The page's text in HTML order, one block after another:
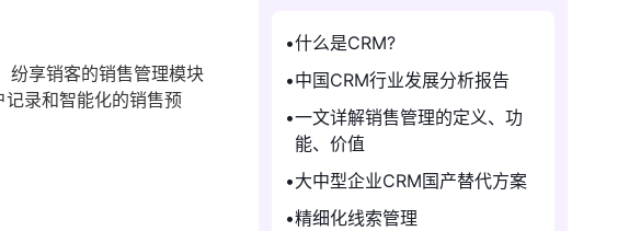
纷享销客的销售管理模块
录和智能化的销售预
什么是CRM?
中国CRM行业发展分析报告
一文详解销售管理的定义、功
能、价值
大中型企业CRM国产替代方案
精细化线索管理